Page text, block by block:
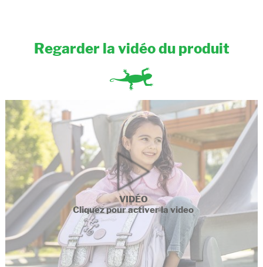
Regarder la vidéo du produit
VIDÉO
Cliquez pour activer la video